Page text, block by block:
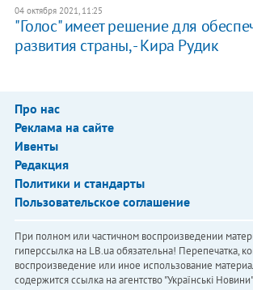
04 октября 2021, 11:25
"Голос" имеет решение для
развития страны, - Кира Рудик
Про нас
Реклама на сайте
Ивенты
Редакция
Политики и стандарты
Пользовательское соглашение
При полном или частичном воспроизведении
гиперссылка на LB.ua обязательна! Перепечатка,
воспроизведение или иное использование
содержится ссылка на агентство "Українськi